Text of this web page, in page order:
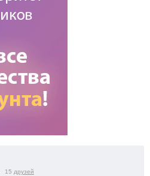
15 друзей